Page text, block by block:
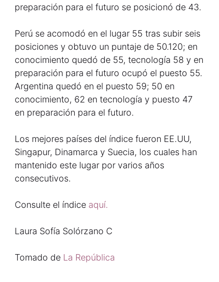
preparación para el futuro se posicionó de 43.
Perú se acomodó en el lugar 55 tras subir seis
posiciones y obtuvo un puntaje de 50.120; en
conocimiento quedó de 55, tecnología 58 y en
preparación para el futuro ocupó el puesto 55.
Argentina quedó en el puesto 59; 50 en
conocimiento, 62 en tecnología y puesto 47
en preparación para el futuro.
Los mejores países del índice fueron EE.UU,
Singapur, Dinamarca y Suecia, los cuales han
mantenido este lugar por varios años
consecutivos.
Consulte el índice aquí.
Laura Sofía Solórzano C
Tomado de La República